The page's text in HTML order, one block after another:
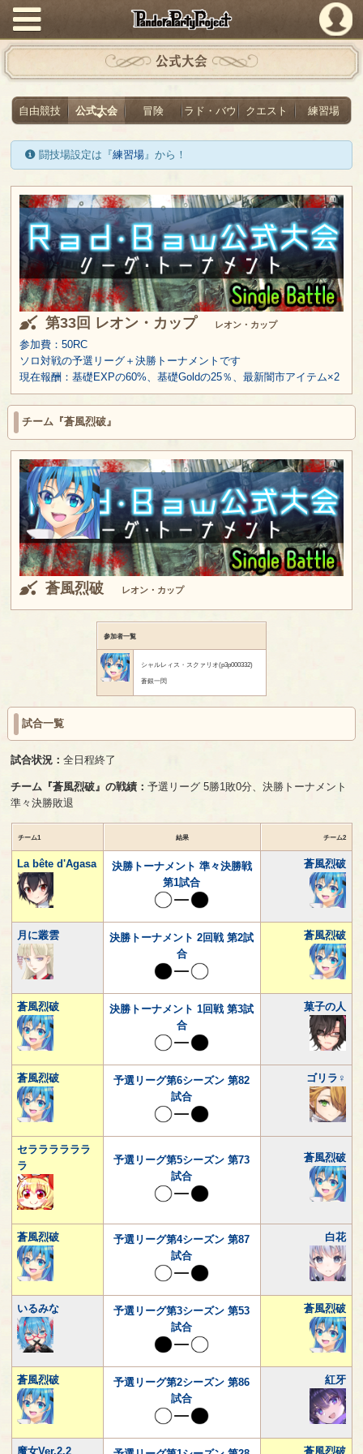
PandoraPartyProject
公式大会
自由競技 公式大会 冒険 ラド・バウ クエスト 練習場
闘技場設定は『練習場』から！
第33回 レオン・カップ レオン・カップ
参加費：50RC
ソロ対戦の予選リーグ＋決勝トーナメントです
現在報酬：基礎EXPの60%、基礎Goldの25％、最新闇市アイテム×2
チーム『蒼風烈破』
蒼風烈破 レオン・カップ
参加者一覧
シャルレィス・スクァリオ(p3p000332)
蒼銀一閃
試合一覧
試合状況：全日程終了
チーム『蒼風烈破』の戦績：予選リーグ 5勝1敗0分、決勝トーナメント
準々決勝敗退
チーム1 結果 チーム2
La bête d'Agasa
決勝トーナメント 準々決勝戦
第1試合
蒼風烈破
月に叢雲
決勝トーナメント 2回戦 第2試
合
蒼風烈破
蒼風烈破
決勝トーナメント 1回戦 第3試
合
菓子の人
蒼風烈破
予選リーグ第6シーズン 第82
試合
ゴリラ♀
セララララララ
ラ
予選リーグ第5シーズン 第73
試合
蒼風烈破
蒼風烈破
予選リーグ第4シーズン 第87
試合
白花
いるみな
予選リーグ第3シーズン 第53
試合
蒼風烈破
蒼風烈破
予選リーグ第2シーズン 第86
試合
紅牙
魔女Ver.2.2 蒼風烈破